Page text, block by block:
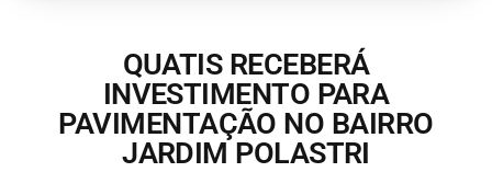
QUATIS RECEBERÁ
INVESTIMENTO PARA
PAVIMENTAÇÃO NO BAIRRO
JARDIM POLASTRI